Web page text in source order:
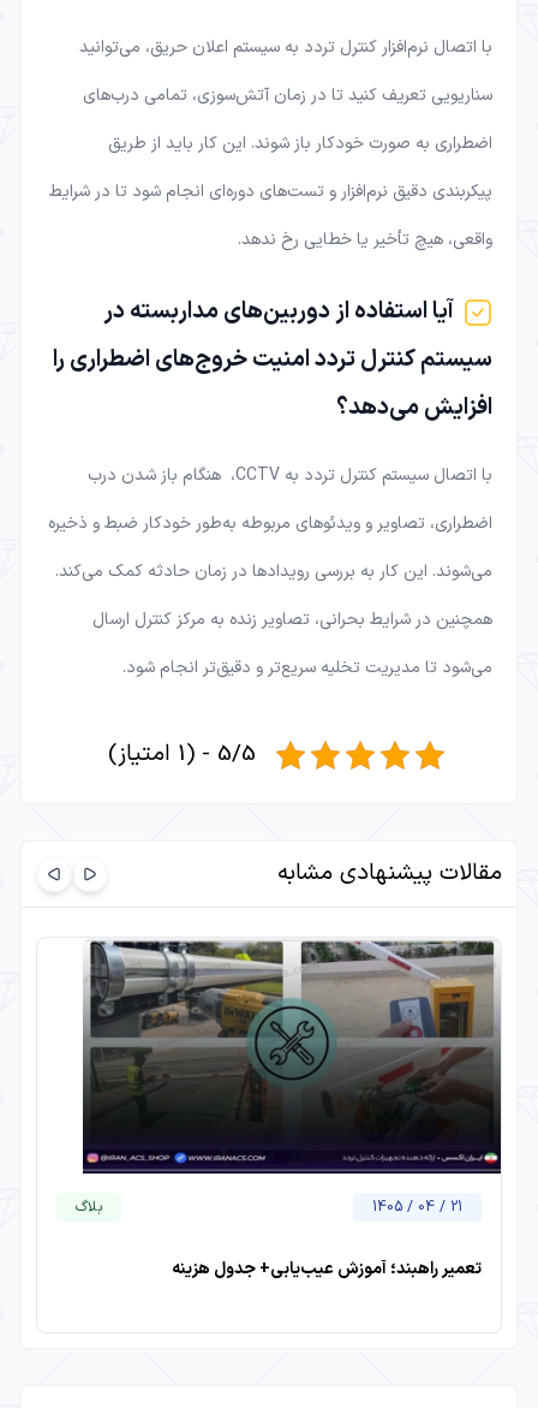
با اتصال نرم‌افزار کنترل تردد به سیستم اعلان حریق، می‌توانید
سناریویی تعریف کنید تا در زمان آتش‌سوزی، تمامی درب‌های
اضطراری به صورت خودکار باز شوند. این کار باید از طریق
پیکربندی دقیق نرم‌افزار و تست‌های دوره‌ای انجام شود تا در شرایط
واقعی، هیچ تأخیر یا خطایی رخ ندهد.
آیا استفاده از دوربین‌های مداربسته در
سیستم کنترل تردد امنیت خروج‌های اضطراری را
افزایش می‌دهد؟
با اتصال سیستم کنترل تردد به CCTV، هنگام باز شدن درب
اضطراری، تصاویر و ویدئوهای مربوطه به‌طور خودکار ضبط و ذخیره
می‌شوند. این کار به بررسی رویدادها در زمان حادثه کمک می‌کند.
همچنین در شرایط بحرانی، تصاویر زنده به مرکز کنترل ارسال
می‌شود تا مدیریت تخلیه سریع‌تر و دقیق‌تر انجام شود.
5/5 - (1 امتیاز)
مقالات پیشنهادی مشابه
21 / 04 / 1405 بلاگ
تعمیر راهبند؛ آموزش عیب‌یابی+ جدول هزینه